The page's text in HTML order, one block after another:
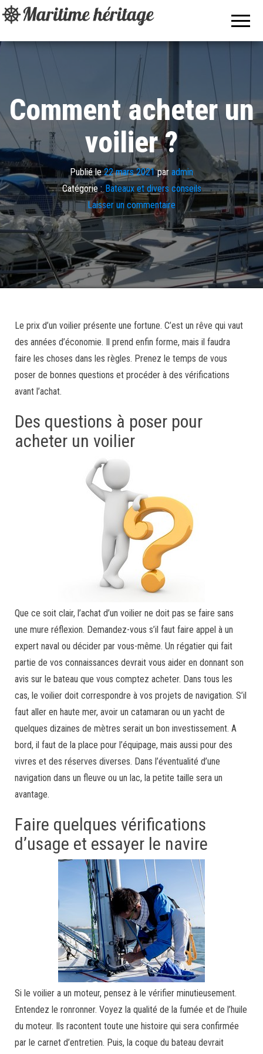
Comment acheter un
voilier ?
Publié le22 mars 2021par admin
Catégorie : Bateaux et divers conseils
Laisser un commentaire
Le prix d’un voilier présente une fortune. C’est un rêve qui vaut
des années d’économie. Il prend enfin forme, mais il faudra
faire les choses dans les règles. Prenez le temps de vous
poser de bonnes questions et procéder à des vérifications
avant l’achat.
Des questions à poser pour
acheter un voilier
Que ce soit clair, l’achat d’un voilier ne doit pas se faire sans
une mure réflexion. Demandez-vous s’il faut faire appel à un
expert naval ou décider par vous-même. Un régatier qui fait
partie de vos connaissances devrait vous aider en donnant son
avis sur le bateau que vous comptez acheter. Dans tous les
cas, le voilier doit correspondre à vos projets de navigation. S’il
faut aller en haute mer, avoir un catamaran ou un yacht de
quelques dizaines de mètres serait un bon investissement. A
bord, il faut de la place pour l’équipage, mais aussi pour des
vivres et des réserves diverses. Dans l’éventualité d’une
navigation dans un fleuve ou un lac, la petite taille sera un
avantage.
Faire quelques vérifications
d’usage et essayer le navire
Si le voilier a un moteur, pensez à le vérifier minutieusement.
Entendez le ronronner. Voyez la qualité de la fumée et de l’huile
du moteur. Ils racontent toute une histoire qui sera confirmée
par le carnet d’entretien. Puis, la coque du bateau devrait